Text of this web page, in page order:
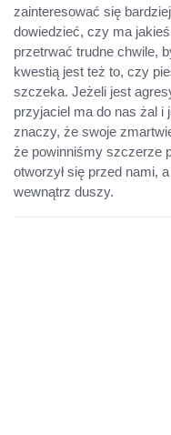
zainteresować się
dowiedzieć, czy ma
przetrwać trudne chwile,
kwestią jest też to, czy
szczeka. Jeżeli jest
przyjaciel ma do nas żal i
znaczy, że swoje
że powinniśmy szczerze
otworzył się przed nami,
wewnątrz duszy.